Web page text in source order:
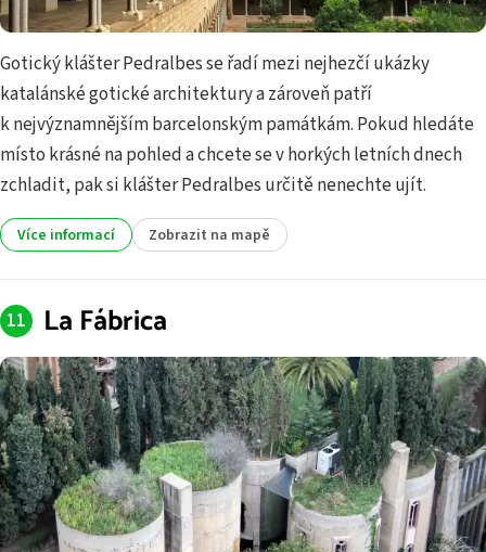
Gotický klášter Pedralbes se řadí mezi nejhezčí ukázky
katalánské gotické architektury a zároveň patří
k nejvýznamnějším barcelonským památkám. Pokud hledáte
místo krásné na pohled a chcete se v horkých letních dnech
zchladit, pak si klášter Pedralbes určitě nenechte ujít.
Více informací Zobrazit na mapě
La Fábrica